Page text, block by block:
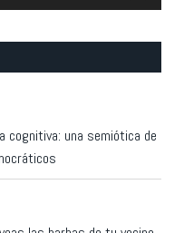
cognitiva: una semiótica de